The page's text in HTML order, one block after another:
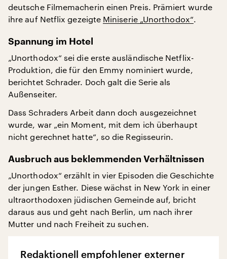
deutsche Filmemacherin einen Preis. Prämiert wurde
ihre auf Netflix gezeigte Miniserie „Unorthodox“.
Spannung im Hotel
„Unorthodox“ sei die erste ausländische Netflix-
Produktion, die für den Emmy nominiert wurde,
berichtet Schrader. Doch galt die Serie als
Außenseiter.
Dass Schraders Arbeit dann doch ausgezeichnet
wurde, war „ein Moment, mit dem ich überhaupt
nicht gerechnet hatte“, so die Regisseurin.
Ausbruch aus beklemmenden Verhältnissen
„Unorthodox“ erzählt in vier Episoden die Geschichte
der jungen Esther. Diese wächst in New York in einer
ultraorthodoxen jüdischen Gemeinde auf, bricht
daraus aus und geht nach Berlin, um nach ihrer
Mutter und nach Freiheit zu suchen.
Redaktionell empfohlener externer